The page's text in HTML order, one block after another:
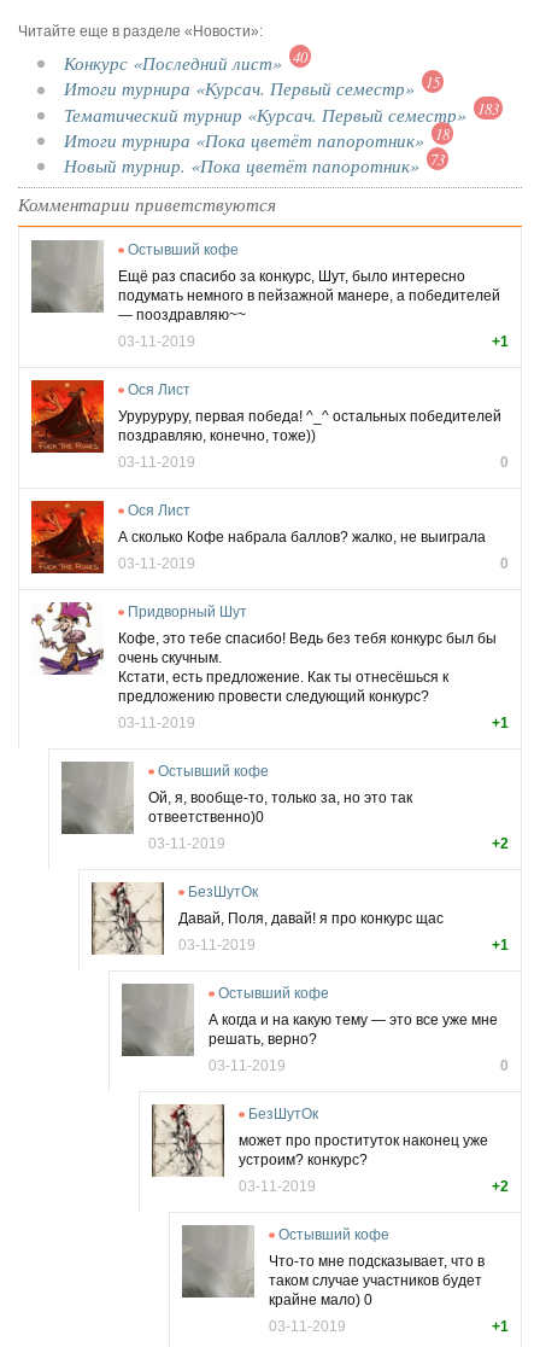
Читайте еще в разделе «Новости»:
Конкурс «Последний лист» 40
Итоги турнира «Курсач. Первый семестр» 15
Тематический турнир «Курсач. Первый семестр» 183
Итоги турнира «Пока цветёт папоротник» 18
Новый турнир. «Пока цветёт папоротник» 73
Комментарии приветствуются
Остывший кофе
Ещё раз спасибо за конкурс, Шут, было интересно
подумать немного в пейзажной манере, а победителей
— пооздравляю~~
+1
03-11-2019
Ося Лист
Уруруруру, первая победа! ^_^ остальных победителей
поздравляю, конечно, тоже))
0
03-11-2019
Ося Лист
А сколько Кофе набрала баллов? жалко, не выиграла
0
03-11-2019
Придворный Шут
Кофе, это тебе спасибо! Ведь без тебя конкурс был бы
очень скучным.
Кстати, есть предложение. Как ты отнесёшься к
предложению провести следующий конкурс?
+1
03-11-2019
Остывший кофе
Ой, я, вообще-то, только за, но это так
отвеетственно)0
+2
03-11-2019
БезШутОк
Давай, Поля, давай! я про конкурс щас
+1
03-11-2019
Остывший кофе
А когда и на какую тему — это все уже мне
решать, верно?
0
03-11-2019
БезШутОк
может про проституток наконец уже
устроим? конкурс?
+2
03-11-2019
Остывший кофе
Что-то мне подсказывает, что в
таком случае участников будет
крайне мало) 0
+1
03-11-2019